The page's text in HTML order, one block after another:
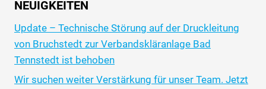
NEUIGKEITEN
Update – Technische Störung auf der Druckleitung
von Bruchstedt zur Verbandskläranlage Bad
Tennstedt ist behoben
Wir suchen weiter Verstärkung für unser Team. Jetzt